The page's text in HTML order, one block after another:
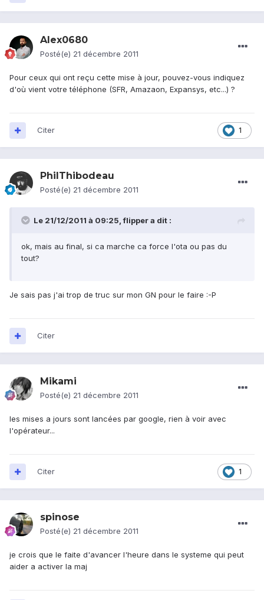
Alex0680
Posté(e) 21 décembre 2011
Pour ceux qui ont reçu cette mise à jour, pouvez-vous indiquez
d'où vient votre téléphone (SFR, Amazaon, Expansys, etc...) ?
1
Citer
PhilThibodeau
Posté(e) 21 décembre 2011
Le 21/12/2011 à 09:25, flipper a dit :
ok, mais au final, si ca marche ca force l'ota ou pas du
tout?
Je sais pas j'ai trop de truc sur mon GN pour le faire :-P
Citer
Mikami
Posté(e) 21 décembre 2011
les mises a jours sont lancées par google, rien à voir avec
l'opérateur...
1
Citer
spinose
Posté(e) 21 décembre 2011
je crois que le faite d'avancer l'heure dans le systeme qui peut
aider a activer la maj